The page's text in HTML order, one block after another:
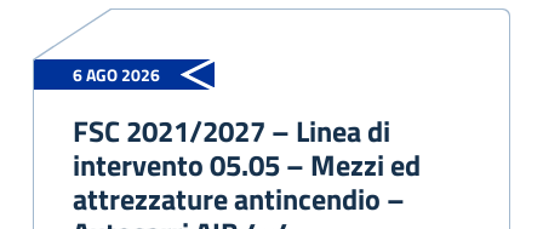
6 AGO 2026
FSC 2021/2027 – Linea di
intervento 05.05 – Mezzi ed
attrezzature antincendio –